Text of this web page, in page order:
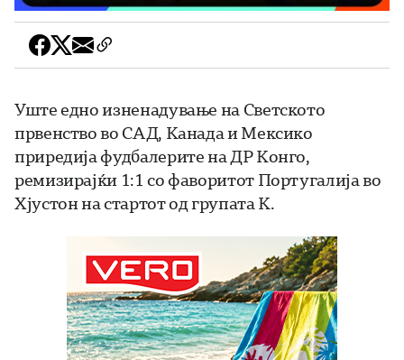
Уште едно изненадување на Светското
првенство во САД, Канада и Мексико
приредија фудбалерите на ДР Конго,
ремизирајќи 1:1 со фаворитот Португалија во
Хјустон на стартот од групата К.